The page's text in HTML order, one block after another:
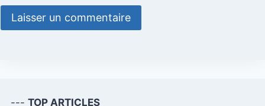
--- TOP ARTICLES